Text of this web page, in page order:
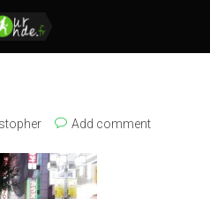
Add comment